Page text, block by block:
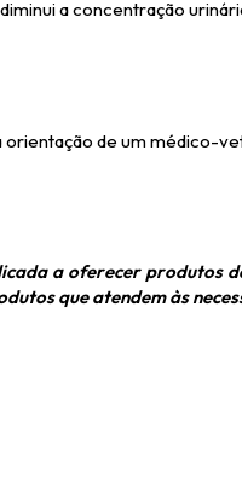
a concentração
de um médico-
a oferecer produtos
que atendem às